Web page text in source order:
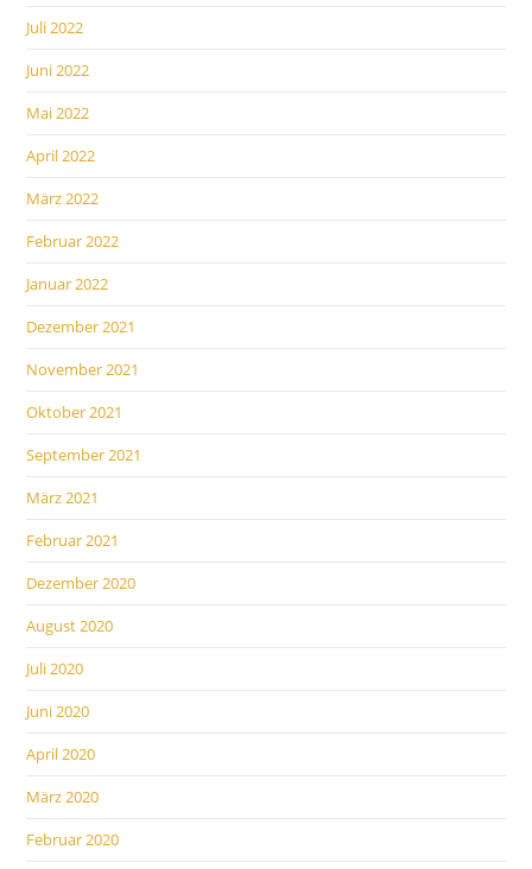
Juli 2022
Juni 2022
Mai 2022
April 2022
März 2022
Februar 2022
Januar 2022
Dezember 2021
November 2021
Oktober 2021
September 2021
März 2021
Februar 2021
Dezember 2020
August 2020
Juli 2020
Juni 2020
April 2020
März 2020
Februar 2020